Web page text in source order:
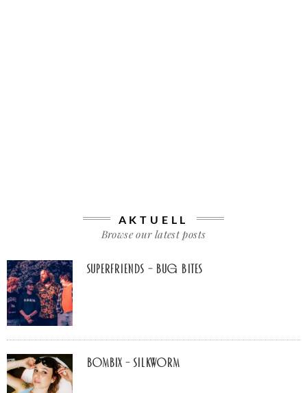
AKTUELL
Browse our latest posts
Superfriends – Bug Bites
Bombix – Silkworm